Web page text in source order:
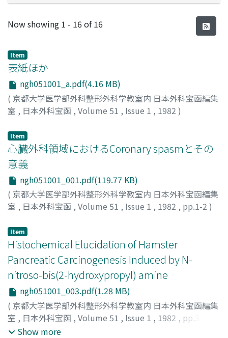
Recent Submissions
Now showing 1 - 16 of 16
Item
表紙ほか
ngh051001_a.pdf(4.16 MB)
( 京都大学医学部外科整形外科学教室内 日本外科宝函編集
室 , 日本外科宝函 , Volume 51 , Issue 1 , 1982 )
Item
心臓外科領域におけるCoronary spasmとその
意義
ngh051001_001.pdf(119.77 KB)
( 京都大学医学部外科整形外科学教室内 日本外科宝函編集
室 , 日本外科宝函 , Volume 51 , Issue 1 , 1982 , pp.1-2 )
Item
Histochemical Elucidation of Hamster
Pancreatic Carcinogenesis Induced by N-
nitroso-bis(2-hydroxypropyl) amine
ngh051001_003.pdf(1.28 MB)
( 京都大学医学部外科整形外科学教室内 日本外科宝函編集
室 , 日本外科宝函 , Volume 51 , Issue 1 , 1982 , pp.3-13
MIYAZAKI, KAZUYUKI
Show more